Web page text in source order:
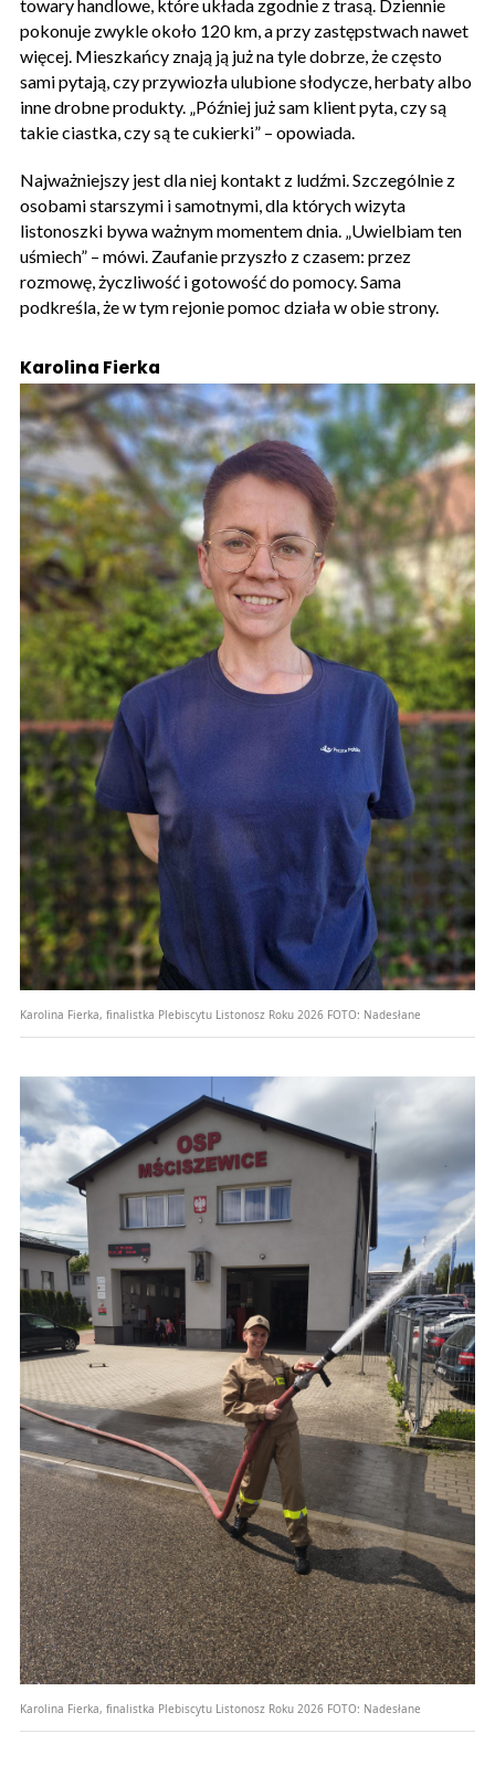
towary handlowe, które układa zgodnie z trasą. Dziennie
pokonuje zwykle około 120 km, a przy zastępstwach nawet
więcej. Mieszkańcy znają ją już na tyle dobrze, że często
sami pytają, czy przywiozła ulubione słodycze, herbaty albo
inne drobne produkty. „Później już sam klient pyta, czy są
takie ciastka, czy są te cukierki” – opowiada.
Najważniejszy jest dla niej kontakt z ludźmi. Szczególnie z
osobami starszymi i samotnymi, dla których wizyta
listonoszki bywa ważnym momentem dnia. „Uwielbiam ten
uśmiech” – mówi. Zaufanie przyszło z czasem: przez
rozmowę, życzliwość i gotowość do pomocy. Sama
podkreśla, że w tym rejonie pomoc działa w obie strony.
Karolina Fierka
Karolina Fierka, finalistka Plebiscytu Listonosz Roku 2026 FOTO: Nadesłane
Karolina Fierka, finalistka Plebiscytu Listonosz Roku 2026 FOTO: Nadesłane